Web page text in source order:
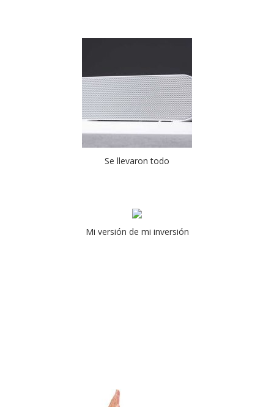
Se llevaron todo
Mi versión de mi inversión